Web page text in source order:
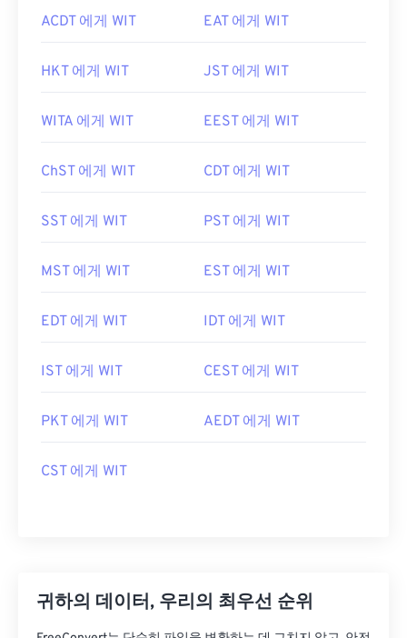
ACDT 에게 WIT EAT 에게 WIT
HKT 에게 WIT JST 에게 WIT
WITA 에게 WIT EEST 에게 WIT
ChST 에게 WIT CDT 에게 WIT
SST 에게 WIT PST 에게 WIT
MST 에게 WIT EST 에게 WIT
EDT 에게 WIT IDT 에게 WIT
IST 에게 WIT CEST 에게 WIT
PKT 에게 WIT AEDT 에게 WIT
CST 에게 WIT
귀하의 데이터, 우리의 최우선 순위